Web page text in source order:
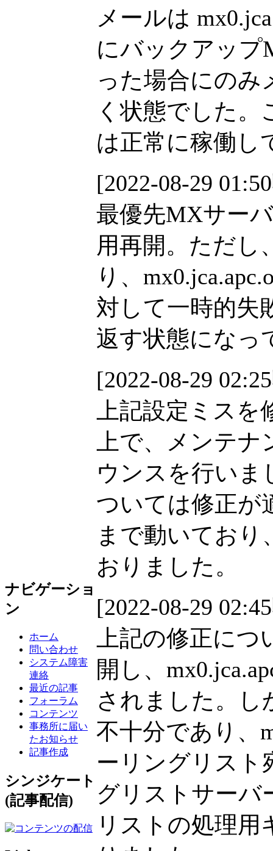
ナビゲーショ
ン
ホーム
問い合わせ
システム障害
連絡
最近の記事
フォーラム
コンテンツ
事務所に届い
たお知らせ
記事作成
シンジケート
(記事配信)
メールは
にバックアップ
った場合にのみ
く状態でした
は正常に稼働し
[2022-08-29
最優先MXサー
用再開。ただし
り、
対して一時的失
返す状態になっ
[2022-08-29
上記設定ミス
上で、メンテ
ウンスを行いま
ついては修正が
まで動いており
おりました。
[2022-08-29
上記の修正に
開し、
されました。し
不十分であり、
ーリングリスト
グリストサーバ
リストの処理